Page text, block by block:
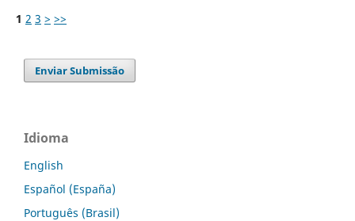
1 2 3 > >>
Enviar Submissão
Idioma
English
Español (España)
Português (Brasil)